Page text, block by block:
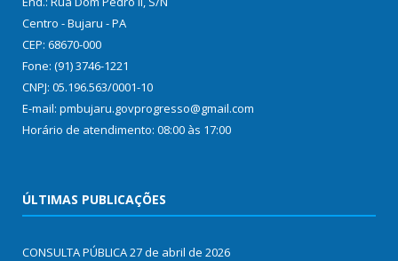
Centro - Bujaru - PA
CEP: 68670-000
Fone: (91) 3746-1221
CNPJ: 05.196.563/0001-10
E-mail: pmbujaru.govprogresso@gmail.com
Horário de atendimento: 08:00 às 17:00
ÚLTIMAS PUBLICAÇÕES
CONSULTA PÚBLICA27 de abril de 2026